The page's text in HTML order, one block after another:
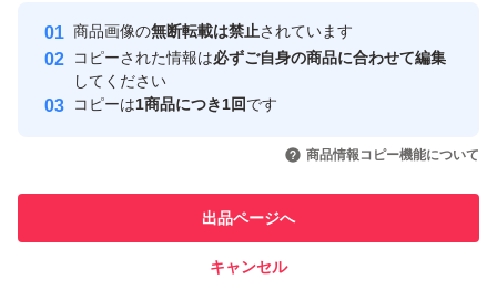
安心取引出品者
心・安全なユーザーです
取引実績
引を完了させた実績があります
での取引実績があります
商品画像の無断転載は禁止されています
コピーされた情報は必ずご自身の商品に合わせて編集
してください
コピーは1商品につき1回です
商品情報コピー機能について
出品ページへ
キャンセル